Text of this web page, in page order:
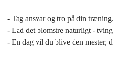
- Tag ansvar og tro på din træning.
- Lad det blomstre naturligt -
- En dag vil du blive den mester,